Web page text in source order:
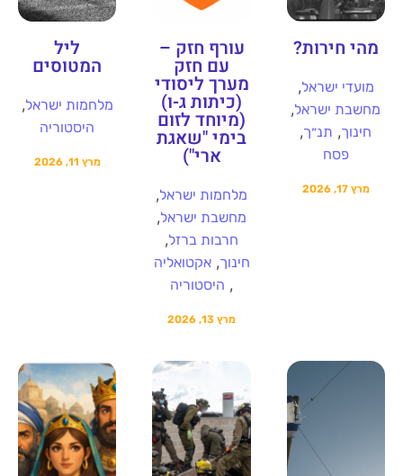
מהי חירות?
מועדי ישראל,
מחשבת ישראל,
חינוך, תנ״ך,
פסח
מרץ 17, 2026
עורף חזק –
עם חזק
מערך ליסודי
(כיתות ג-ו)
(מיוחד לזום
בימי "שאגת
ארי")
מלחמות ישראל,
מחשבת ישראל,
חרבות ברזל,
חינוך, אקטואליה
, היסטוריה
מרץ 13, 2026
ליל
המטוסים
מלחמות ישראל,
היסטוריה
מרץ 11, 2026